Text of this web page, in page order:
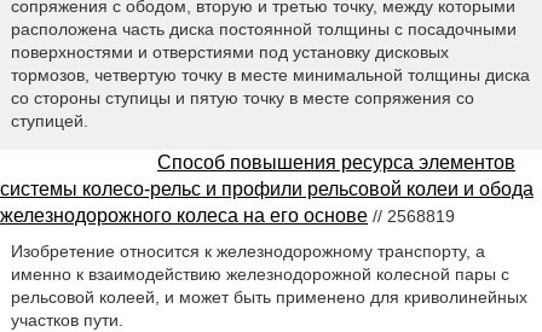
сопряжения с ободом, вторую и третью точку, между которыми
расположена часть диска постоянной толщины с посадочными
поверхностями и отверстиями под установку дисковых
тормозов, четвертую точку в месте минимальной толщины диска
со стороны ступицы и пятую точку в месте сопряжения со
ступицей.
Способ повышения ресурса элементов
системы колесо-рельс и профили рельсовой колеи и обода
железнодорожного колеса на его основе // 2568819
Изобретение относится к железнодорожному транспорту, а
именно к взаимодействию железнодорожной колесной пары с
рельсовой колеей, и может быть применено для криволинейных
участков пути.